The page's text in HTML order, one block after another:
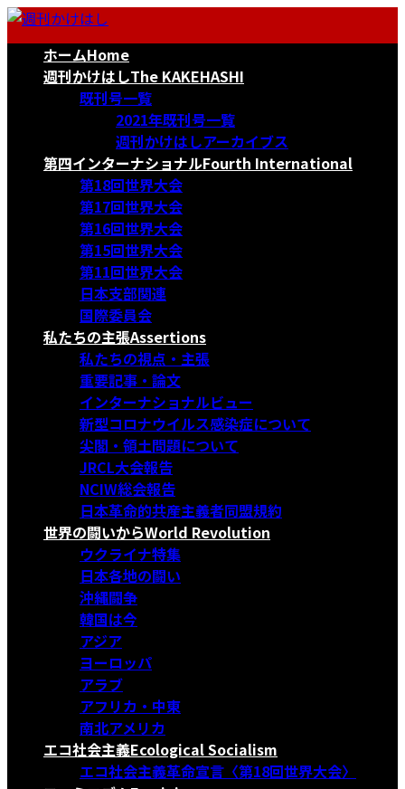
コ
ナ
ホームHome
週刊かけはしThe KAKEHASHI
既刊号一覧
2021年既刊号一覧
週刊かけはしアーカイブス
第四インターナショナルFourth International
第18回世界大会
第17回世界大会
第16回世界大会
第15回世界大会
第11回世界大会
日本支部関連
国際委員会
私たちの主張Assertions
私たちの視点・主張
重要記事・論文
インターナショナルビュー
新型コロナウイルス感染症について
尖閣・領土問題について
JRCL大会報告
NCIW総会報告
日本革命的共産主義者同盟規約
世界の闘いからWorld Revolution
ウクライナ特集
日本各地の闘い
沖縄闘争
韓国は今
アジア
ヨーロッパ
アラブ
アフリカ・中東
南北アメリカ
エコ社会主義Ecological Socialism
エコ社会主義革命宣言〈第18回世界大会〉